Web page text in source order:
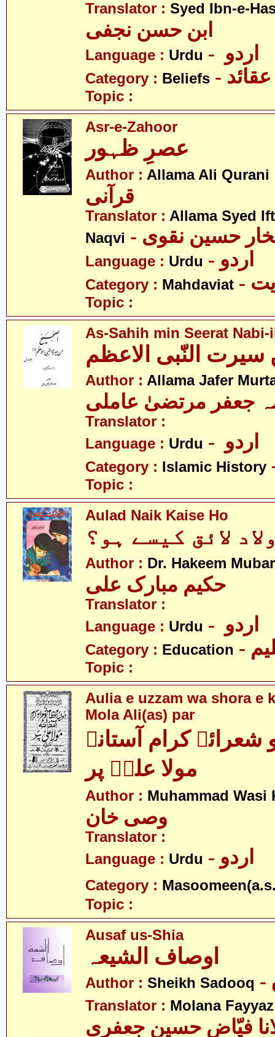
Translator : Syed Ibn-e-
ابن حسن نجفی
Language : Urdu
Category : Beliefs - عقائد
Topic :
Asr-e-Zahoor
عصرِ ظہور
Author : Allama Ali Qurani
قرآنی
Translator : Allama Syed
Naqvi
حسین نقوی
Language : Urdu - اردو
Category : Mahdaviat
Topic :
As-Sahih min Seerat Nabi-
النّبی الاعظم
Author : Allama Jafer
Translator :
Language : Urdu
Category : Islamic History
Topic :
Aulad Naik Kaise Ho
لائق کیسے ہو؟
Author : Dr. Hakeem
حکیم مبارک علی
Translator :
Language : Urdu
Category : Education
Topic :
Aulia e uzzam wa shora e
Mola Ali(as) par
شعرائے کرام آستانہ
مولا علیؑ پر
Author : Muhammad Wasi
وصی خان
Translator :
Language : Urdu - اردو
Category :
Topic :
Ausaf us-Shia
Author : Sheikh Sadooq
Translator : Molana
فیّاض حسین جعفری